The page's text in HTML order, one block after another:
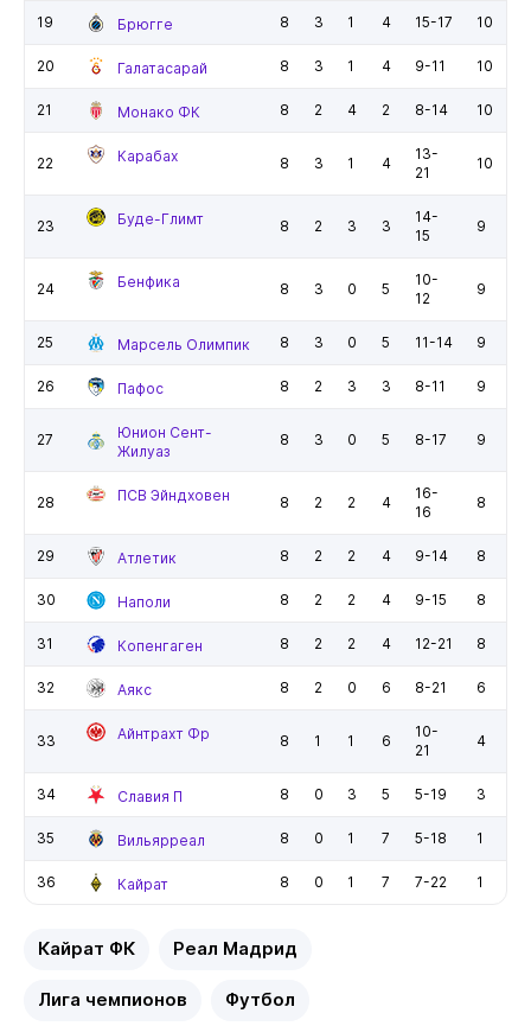
19 Брюгге 8 3 1 4 15-17 10
20 Галатасарай 8 3 1 4 9-11 10
21 Монако ФК 8 2 4 2 8-14 10
22 Карабах 8 3 1 4
13-
21
10
23 Буде-Глимт 8 2 3 3
14-
15
9
24 Бенфика 8 3 0 5
10-
12
9
25 Марсель Олимпик 8 3 0 5 11-14 9
26 Пафос 8 2 3 3 8-11 9
27
Юнион Сент-
Жилуаз
8 3 0 5 8-17 9
28 ПСВ Эйндховен 8 2 2 4
16-
16
8
29 Атлетик 8 2 2 4 9-14 8
30 Наполи 8 2 2 4 9-15 8
31 Копенгаген 8 2 2 4 12-21 8
32 Аякс 8 2 0 6 8-21 6
33 Айнтрахт Фр 8 1 1 6
10-
21
4
34 Славия П 8 0 3 5 5-19 3
35 Вильярреал 8 0 1 7 5-18 1
36 Кайрат 8 0 1 7 7-22 1
Кайрат ФК Реал Мадрид
Лига чемпионов Футбол